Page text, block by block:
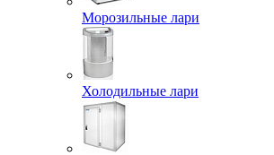
Морозильные лари
Холодильные лари